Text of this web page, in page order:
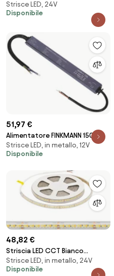
CRI>90 Professionale - IP20 - 5
metri
Strisce LED, 24V
Disponibile
51,97 €
Alimentatore FINKMANN 150W
12V IP67 Dimmerabile da
Pulsante PUSH DALI
Strisce LED, in metallo, 12V
Disponibile
48,82 €
Striscia LED CCT Bianco
Variabile 24V 20W/m
Professionale - IP67- 5 metri
Strisce LED, in metallo, 24V
Disponibile